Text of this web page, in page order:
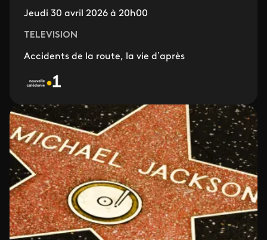
Jeudi 30 avril 2026 à 20h00
TELEVISION
Accidents de la route, la vie d’après